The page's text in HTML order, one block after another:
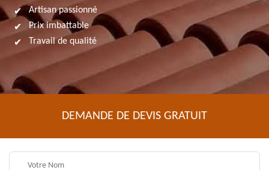
Artisan passionné
Prix imbattable
Travail de qualité
DEMANDE DE DEVIS GRATUIT